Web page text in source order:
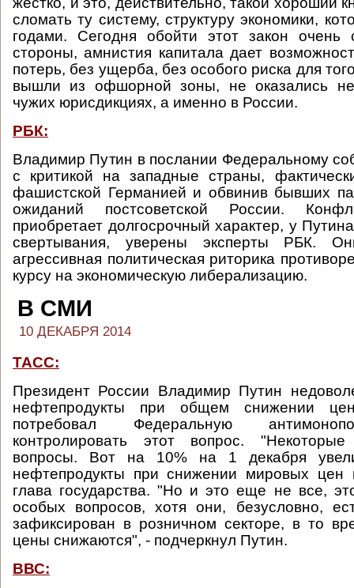
сломать ту систему, структуру экономики,
годами. Сегодня обойти этот закон
стороны, амнистия капитала дает
потерь, без ущерба, без особого риска для
вышли из офшорной зоны, не оказались не
чужих юрисдикциях, а именно в России.
РБК:
Владимир Путин в послании Федеральному
с критикой на западные страны,
фашистской Германией и обвинив бывших
ожиданий постсоветской России.
приобретает долгосрочный характер, у
свертывания, уверены эксперты РБК.
агрессивная политическая риторика
курсу на экономическую либерализацию.
В СМИ
10 ДЕКАБРЯ 2014
ТАСС:
Президент России Владимир Путин
нефтепродукты при общем снижении
потребовал Федеральную
контролировать этот вопрос.
вопросы. Вот на 10% на 1 декабря
нефтепродукты при снижении мировых цен
глава государства. "Но и это еще не все,
особых вопросов, хотя они, безусловно,
зафиксирован в розничном секторе, в то
цены снижаются", - подчеркнул Путин.
ВВС: